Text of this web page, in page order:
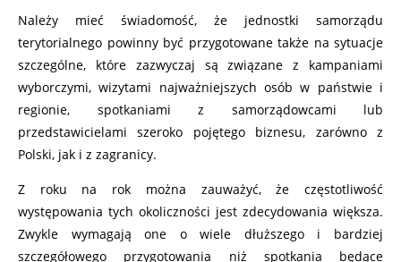
Należy mieć świadomość, że jednostki samorządu
terytorialnego powinny być przygotowane także na sytuacje
szczególne, które zazwyczaj są związane z kampaniami
wyborczymi, wizytami najważniejszych osób w państwie i
regionie, spotkaniami z samorządowcami lub
przedstawicielami szeroko pojętego biznesu, zarówno z
Polski, jak i z zagranicy.
Z roku na rok można zauważyć, że częstotliwość
występowania tych okoliczności jest zdecydowania większa.
Zwykle wymagają one o wiele dłuższego i bardziej
szczegółowego przygotowania niż spotkania będące